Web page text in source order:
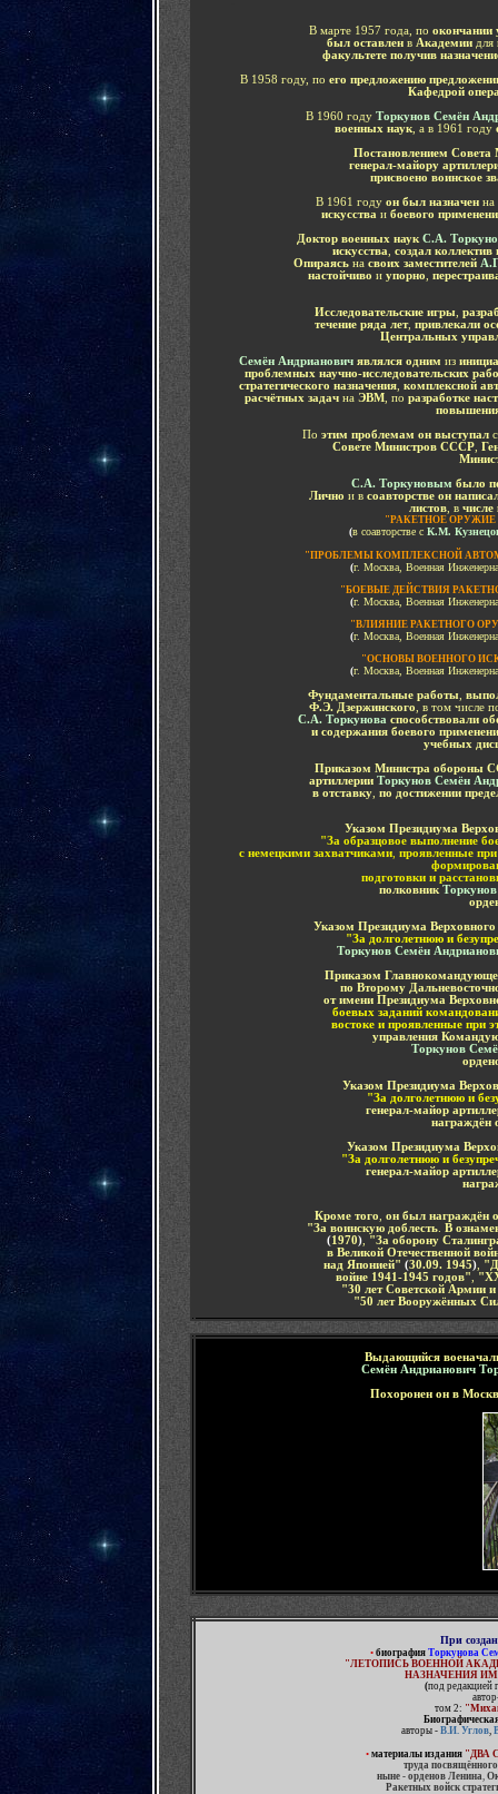
В марте 1957 года, по окончании
был оставлен в Академии для
факультете получив
В 1958 году, по его предложению
Кафедрой
В 1960 году Торкунов Семён
военных наук, а в 1961 году
Постановлением Совета
генерал-майору
присвоено воинское
В 1961 году он был назначен на
искусства ибоевого
Доктор военных наук С.А.
искусства
создал коллектив
Опираясь на своих заместителей
настойчиво и упорно
Исследовательские игры
течение ряда лет, привлекали
Центральных
Семён Андрианович являлся одним из
проблемных научно-исследовательских
стратегического назначения комплексной
расчётных задачна ЭВМ, по разработке
По этим проблемам он выступал
Совете Министров СССР,
М
С.А. Торкуновым было п
Лично и в соавторстве он
листов, в числе
"РАКЕТНОЕ ОРУЖИЕ
(в соавторстве с К.М.
"ПРОБЛЕМЫ КОМПЛЕКСНОЙ
(г. Москва, Военная
"БОЕВЫЕ ДЕЙСТВИЯ
(г. Москва, Военная
"ВЛИЯНИЕ РАКЕТНОГО
(г. Москва, Военная
"ОСНОВЫ ВОЕННОГО
(г. Москва, Военная
Фундаментальные работы,
Ф.Э. Дзержинского , в том числе
С.А. Торкунова способствовали
и содержания боевого
учебных
Приказом Министра обороны
артиллерии Торкунов Семён
в отставку по достижении
Указом Президиума
"За образцовое выполнение
с немецкими захватчиками, проявленные при
подготовки и
полковник
Указом Президиума
"За долголетнюю и
Торкунов Семён
Приказом
по Второму
от имени Президиума
боевых заданий
востоке и проявленные при
управления
Торкунов
Указом Президиума
"За долголетнюю и
генерал-майор
награждён
Указом Президиума
"За долголетнюю и
генерал-майор
Кроме того он был награждён
"За воинскую доблесть В
(1970)
"За оборону
в Великой Отечественной
над Японией" (30.09. 1945),
войне 1941-1945 годов"
"30 лет Советской Армии
"50 лет Вооружённых
Выдающийся
Семён Андрианович
Похоронен он в
При
• биография Торкунова
"ЛЕТОПИСЬ ВОЕННОЙ
НАЗНАЧЕНИЯ
(под редакцией
том 2:
авторы - В.И. Углов,
• материалы издания "ДВА
труда
ныне - орденов Ленина,
Ракетных войск